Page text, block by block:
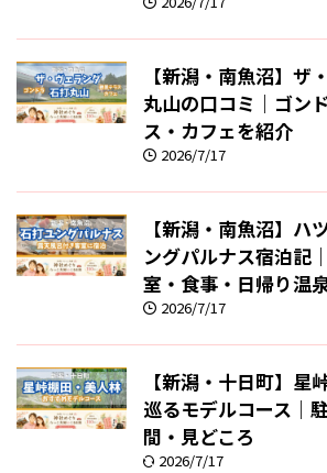
【新潟・南魚沼】ザ
丸山の口コミ｜ゴン
ス・カフェを紹介
2026/7/17
【新潟・南魚沼】ハ
ングパルナス宿泊記
室・食事・日帰り温
2026/7/17
【新潟・十日町】星
巡るモデルコース｜
間・見どころ
2026/7/17